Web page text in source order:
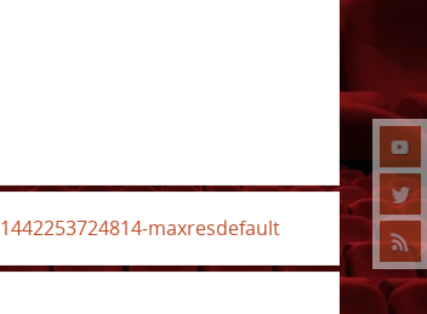
1442253724814-maxresdefault